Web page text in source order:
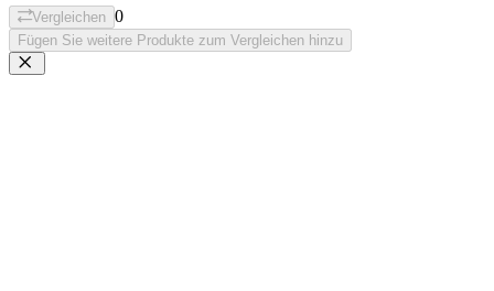
Vergleichen 0
Fügen Sie weitere Produkte zum Vergleichen hinzu